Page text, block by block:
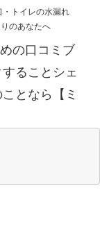
トイレの水漏れ
りのあなたへ
の口コミブ
ることシェ
となら【ミ